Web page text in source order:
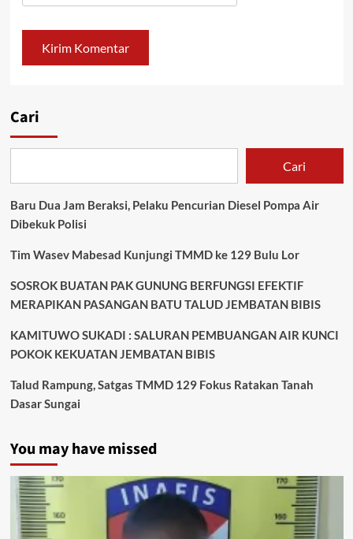
Cari
Cari
Baru Dua Jam Beraksi, Pelaku Pencurian Diesel Pompa Air
Dibekuk Polisi
Tim Wasev Mabesad Kunjungi TMMD ke 129 Bulu Lor
SOSROK BUATAN PAK GUNUNG BERFUNGSI EFEKTIF
MERAPIKAN PASANGAN BATU TALUD JEMBATAN BIBIS
KAMITUWO SUKADI : SALURAN PEMBUANGAN AIR KUNCI
POKOK KEKUATAN JEMBATAN BIBIS
Talud Rampung, Satgas TMMD 129 Fokus Ratakan Tanah
Dasar Sungai
You may have missed